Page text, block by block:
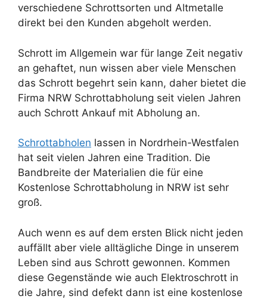
verschiedene Schrottsorten und Altmetalle
direkt bei den Kunden abgeholt werden.
Schrott im Allgemein war für lange Zeit negativ
an gehaftet, nun wissen aber viele Menschen
das Schrott begehrt sein kann, daher bietet die
Firma NRW Schrottabholung seit vielen Jahren
auch Schrott Ankauf mit Abholung an.
Schrottabholen lassen in Nordrhein-Westfalen
hat seit vielen Jahren eine Tradition. Die
Bandbreite der Materialien die für eine
Kostenlose Schrottabholung in NRW ist sehr
groß.
Auch wenn es auf dem ersten Blick nicht jeden
auffällt aber viele alltägliche Dinge in unserem
Leben sind aus Schrott gewonnen. Kommen
diese Gegenstände wie auch Elektroschrott in
die Jahre, sind defekt dann ist eine kostenlose